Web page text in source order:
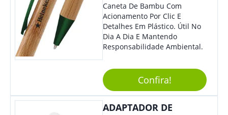
Moderno Acrescenta Ainda
Mais Charme, O Que
Certamente Agregará Grande
Destaque À Sua Marca.
Caneta De Bambu Com
Acionamento Por Clic E
Detalhes Em Plástico. Útil No
Dia A Dia E Mantendo
Responsabilidade Ambiental.
Confira!
ADAPTADOR DE